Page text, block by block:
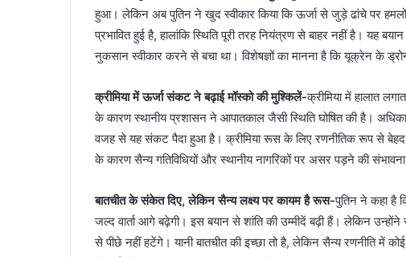
हुआ। लेकिन अब पुतिन ने खुद स्वीकार किया कि ऊर्जा से जुड़े ढांचे पर
प्रभावित हुई है, हालांकि स्थिति पूरी तरह नियंत्रण से बाहर नहीं है। यह
नुकसान स्वीकार करने से बचा था। विशेषज्ञों का मानना है कि यूक्रेन के
क्रीमिया में ऊर्जा संकट ने बढ़ाई मॉस्को की मुश्किलें-क्रीमिया में हालात
के कारण स्थानीय प्रशासन ने आपातकाल जैसी स्थिति घोषित की है।
वजह से यह संकट पैदा हुआ है। क्रीमिया रूस के लिए रणनीतिक रूप से बेहद
के कारण सैन्य गतिविधियों और स्थानीय नागरिकों पर असर पड़ने की
बातचीत के संकेत दिए, लेकिन सैन्य लक्ष्य पर कायम है रूस-पुतिन ने कहा है
जल्द वार्ता आगे बढ़ेगी। इस बयान से शांति की उम्मीदें बढ़ी हैं। लेकिन
से पीछे नहीं हटेंगे। यानी बातचीत की इच्छा तो है, लेकिन सैन्य रणनीति में